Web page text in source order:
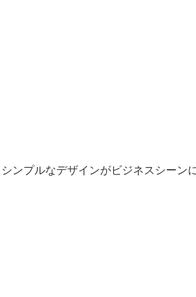
ンプルなデザインがビジネスシーン